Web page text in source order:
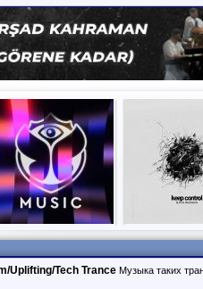
Uplifting/Tech Trance Музыка таких